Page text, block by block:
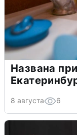
Названа
8 августа 6